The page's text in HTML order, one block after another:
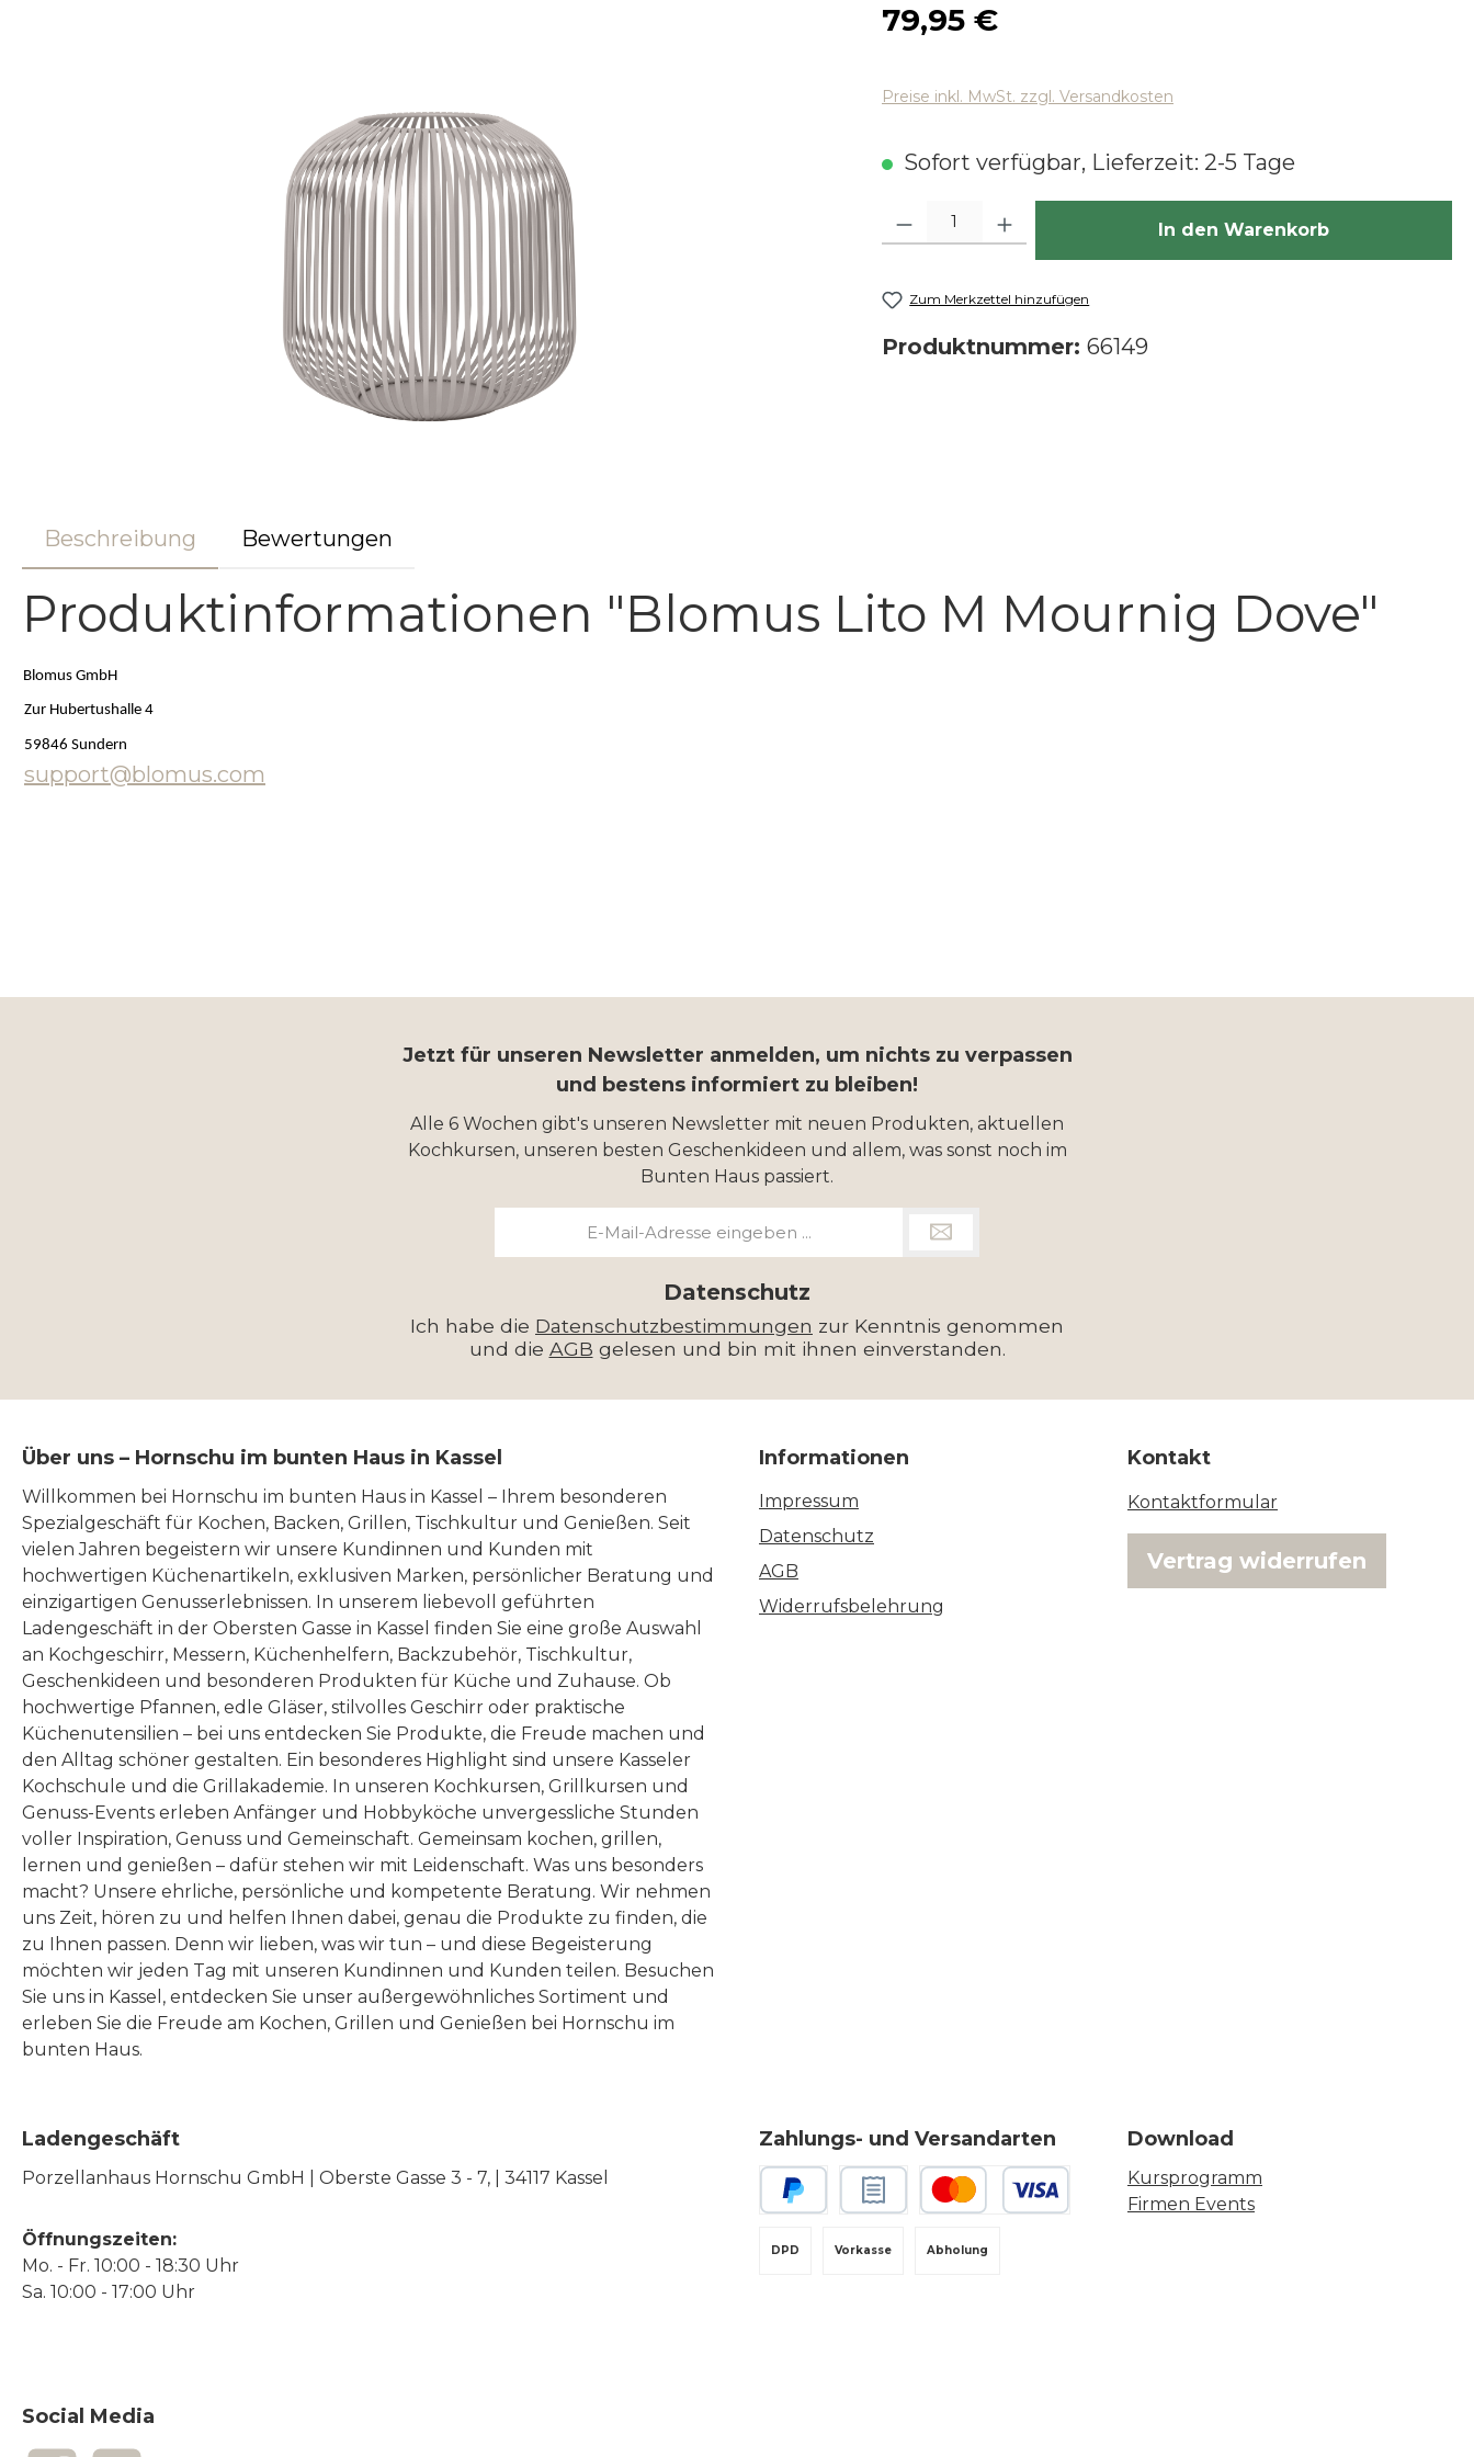
Regulärer Preis:
79,95 €
Preise inkl. MwSt. zzgl. Versandkosten
Sofort verfügbar, Lieferzeit: 2-5 Tage
Produkt Anzahl: Gib den gewünschten Wert ein oder benutze die
In den Warenkorb
Zum Merkzettel hinzufügen
Produktnummer: 66149
Beschreibung Bewertungen
Produktinformationen "Blomus Lito M Mournig Dove"
Blomus GmbH
Zur Hubertushalle 4
59846 Sundern
support@blomus.com
Jetzt für unseren Newsletter anmelden, um nichts zu verpassen
und bestens informiert zu bleiben!
Alle 6 Wochen gibt's unseren Newsletter mit neuen Produkten, aktuellen
Kochkursen, unseren besten Geschenkideen und allem, was sonst noch im
Bunten Haus passiert.
Datenschutz
Ich habe die Datenschutzbestimmungen zur Kenntnis genommen
und die AGB gelesen und bin mit ihnen einverstanden.
Über uns – Hornschu im bunten Haus in Kassel
Willkommen bei Hornschu im bunten Haus in Kassel – Ihrem besonderen
Spezialgeschäft für Kochen, Backen, Grillen, Tischkultur und Genießen. Seit
vielen Jahren begeistern wir unsere Kundinnen und Kunden mit
hochwertigen Küchenartikeln, exklusiven Marken, persönlicher Beratung und
einzigartigen Genusserlebnissen. In unserem liebevoll geführten
Ladengeschäft in der Obersten Gasse in Kassel finden Sie eine große Auswahl
an Kochgeschirr, Messern, Küchenhelfern, Backzubehör, Tischkultur,
Geschenkideen und besonderen Produkten für Küche und Zuhause. Ob
hochwertige Pfannen, edle Gläser, stilvolles Geschirr oder praktische
Küchenutensilien – bei uns entdecken Sie Produkte, die Freude machen und
den Alltag schöner gestalten. Ein besonderes Highlight sind unsere Kasseler
Kochschule und die Grillakademie. In unseren Kochkursen, Grillkursen und
Genuss-Events erleben Anfänger und Hobbyköche unvergessliche Stunden
voller Inspiration, Genuss und Gemeinschaft. Gemeinsam kochen, grillen,
lernen und genießen – dafür stehen wir mit Leidenschaft. Was uns besonders
macht? Unsere ehrliche, persönliche und kompetente Beratung. Wir nehmen
uns Zeit, hören zu und helfen Ihnen dabei, genau die Produkte zu finden, die
zu Ihnen passen. Denn wir lieben, was wir tun – und diese Begeisterung
möchten wir jeden Tag mit unseren Kundinnen und Kunden teilen. Besuchen
Sie uns in Kassel, entdecken Sie unser außergewöhnliches Sortiment und
erleben Sie die Freude am Kochen, Grillen und Genießen bei Hornschu im
bunten Haus.
Informationen
Impressum
Datenschutz
AGB
Widerrufsbelehrung
Kontakt
Kontaktformular
Vertrag widerrufen
Ladengeschäft
Porzellanhaus Hornschu GmbH | Oberste Gasse 3 - 7, | 34117 Kassel
Öffnungszeiten:
Mo. - Fr. 10:00 - 18:30 Uhr
Sa. 10:00 - 17:00 Uhr
Zahlungs- und Versandarten
Vorkasse
DPD Abholung
Download
Kursprogramm
Firmen Events
Social Media